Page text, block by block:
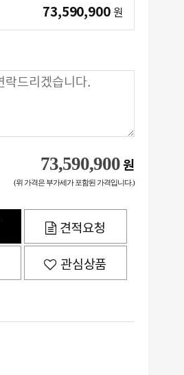
73,590,900 원
73,590,900 원
(위 가격은 부가세가 포함된 가격입니다.)
견적요청
관심상품